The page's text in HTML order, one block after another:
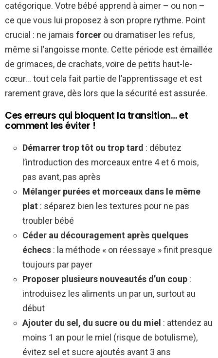
catégorique. Votre bébé apprend à aimer – ou non –
ce que vous lui proposez à son propre rythme. Point
crucial : ne jamais forcer ou dramatiser les refus,
même si l’angoisse monte. Cette période est émaillée
de grimaces, de crachats, voire de petits haut-le-
cœur… tout cela fait partie de l’apprentissage et est
rarement grave, dès lors que la sécurité est assurée.
Ces erreurs qui bloquent la transition… et
comment les éviter !
Démarrer trop tôt ou trop tard : débutez
l’introduction des morceaux entre 4 et 6 mois,
pas avant, pas après
Mélanger purées et morceaux dans le même
plat : séparez bien les textures pour ne pas
troubler bébé
Céder au découragement après quelques
échecs : la méthode « on réessaye » finit presque
toujours par payer
Proposer plusieurs nouveautés d’un coup :
introduisez les aliments un par un, surtout au
début
Ajouter du sel, du sucre ou du miel : attendez au
moins 1 an pour le miel (risque de botulisme),
évitez sel et sucre ajoutés avant 3 ans